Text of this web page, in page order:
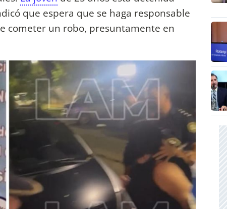
que espera que se haga responsable
cometer un robo, presuntamente en